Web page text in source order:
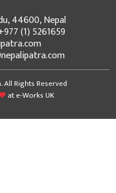
44600, Nepal
(1) 5261659
Rights Reserved
ate-Works UK